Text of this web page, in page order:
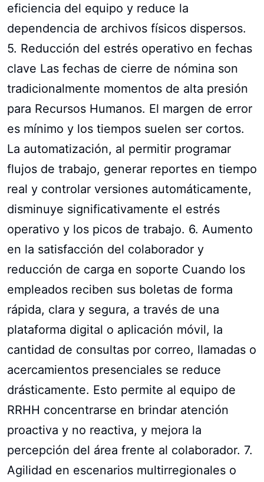
eficiencia del equipo y reduce la
dependencia de archivos físicos dispersos.
5. Reducción del estrés operativo en fechas
clave Las fechas de cierre de nómina son
tradicionalmente momentos de alta presión
para Recursos Humanos. El margen de error
es mínimo y los tiempos suelen ser cortos.
La automatización, al permitir programar
flujos de trabajo, generar reportes en tiempo
real y controlar versiones automáticamente,
disminuye significativamente el estrés
operativo y los picos de trabajo. 6. Aumento
en la satisfacción del colaborador y
reducción de carga en soporte Cuando los
empleados reciben sus boletas de forma
rápida, clara y segura, a través de una
plataforma digital o aplicación móvil, la
cantidad de consultas por correo, llamadas o
acercamientos presenciales se reduce
drásticamente. Esto permite al equipo de
RRHH concentrarse en brindar atención
proactiva y no reactiva, y mejora la
percepción del área frente al colaborador. 7.
Agilidad en escenarios multirregionales o